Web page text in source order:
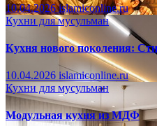
10.04.2026islamiconline.ru
Кухни для мусульман
Кухня нового поколения:
10.04.2026 islamiconline.ru
Кухни для мусульман
Модульная кухня из МДФ